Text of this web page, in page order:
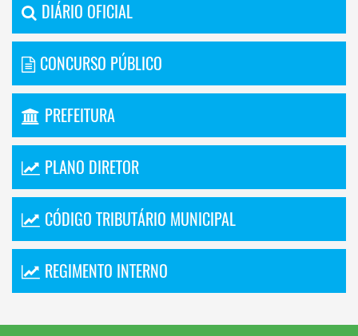
DIÁRIO OFICIAL
CONCURSO PÚBLICO
PREFEITURA
PLANO DIRETOR
CÓDIGO TRIBUTÁRIO MUNICIPAL
REGIMENTO INTERNO